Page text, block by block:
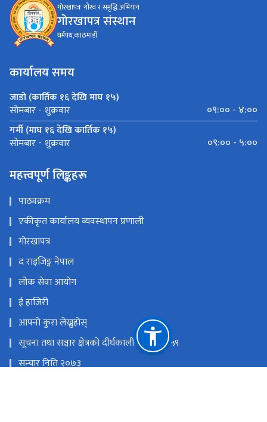
गोरखापत्रः गौरव र समृद्धि अभियान
गोरखापत्र संस्थान
धर्मपथ,काठमाडौँ
कार्यालय समय
जाडो (कार्तिक १६ देखि माघ १५)
सोमबार - शुक्रवार
०९:०० - ४:००
गर्मी (माघ १६ देखि कार्तिक १५)
सोमबार - शुक्रवार ०९:०० - ५:००
महत्त्वपूर्ण लिङ्कहरू
पाठ्यक्रम
एकीकृत कार्यालय व्यवस्थापन प्रणाली
गोरखापत्र
द राइजिङ्ग नेपाल
लोक सेवा आयोग
ई हाजिरी
आफ्नो कुरा लेख्नुहोस्
सूचना तथा सञ्चार क्षेत्रको दीर्घकालीन नीति २०५९
सन्चार निति २०७३